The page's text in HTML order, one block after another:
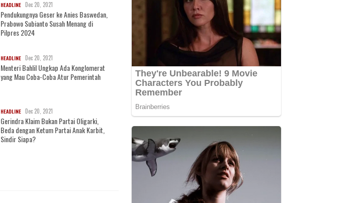
HEADLINE Dec 20, 2021
Pendukungnya Geser ke Anies Baswedan,
Prabowo Subianto Susah Menang di
Pilpres 2024
HEADLINE Dec 20, 2021
Menteri Bahlil Ungkap Ada Konglomerat
yang Mau Coba-Coba Atur Pemerintah
HEADLINE Dec 20, 2021
Gerindra Klaim Bukan Partai Oligarki,
Beda dengan Ketum Partai Anak Karbit,
Sindir Siapa?